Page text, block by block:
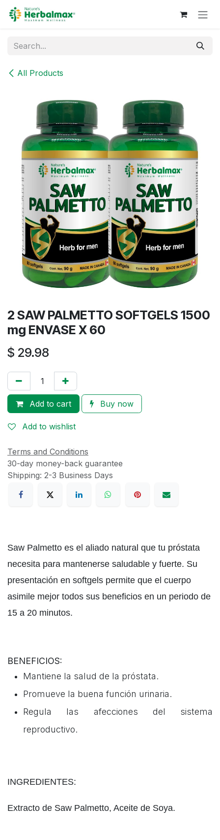
Skip to Content
All Products
2 SAW PALMETTO SOFTGELS 1500
mg ENVASE X 60
$ 29.98
Add to cart Buy now
Add to wishlist
Terms and Conditions
30-day money-back guarantee
Shipping: 2-3 Business Days
Saw Palmetto es el aliado natural que tu próstata
necesita para mantenerse saludable y fuerte. Su
presentación en softgels permite que el cuerpo
asimile mejor todos sus beneficios en un periodo de
15 a 20 minutos.
BENEFICIOS:
Mantiene la salud de la próstata.
Promueve la buena función urinaria.
Regula las afecciones del sistema
reproductivo.
INGREDIENTES:
Extracto de Saw Palmetto, Aceite de Soya.